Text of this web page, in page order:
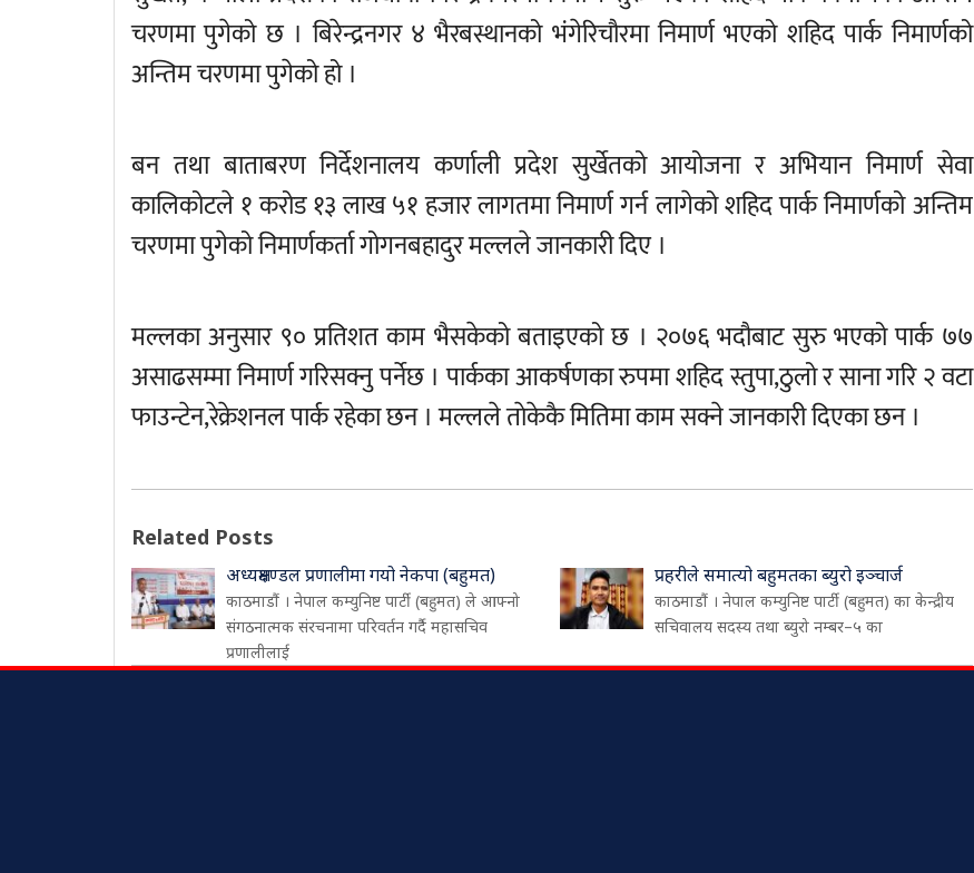
चरणमा पुगेको छ । बिरेन्द्रनगर ४ भैरबस्थानको भंगेरिचौरमा निमार्ण भएको शहिद पार्क निमार्णको
अन्तिम चरणमा पुगेको हो ।
बन तथा बाताबरण निर्देशनालय कर्णाली प्रदेश सुर्खेतको आयोजना र अभियान निमार्ण सेवा
कालिकोटले १ करोड १३ लाख ५१ हजार लागतमा निमार्ण गर्न लागेको शहिद पार्क निमार्णको अन्तिम
चरणमा पुगेको निमार्णकर्ता गोगनबहादुर मल्लले जानकारी दिए ।
मल्लका अनुसार ९० प्रतिशत काम भैसकेको बताइएको छ । २०७६ भदौबाट सुरु भएको पार्क ७७
असाढसम्मा निमार्ण गरिसक्नु पर्नेछ । पार्कका आकर्षणका रुपमा शहिद स्तुपा,ठुलो र साना गरि २ वटा
फाउन्टेन,रेक्रेशनल पार्क रहेका छन । मल्लले ताेकेकै मितिमा काम सक्ने जानकारी दिएका छन ।
Related Posts
अध्यक्षमण्डल प्रणालीमा गयो नेकपा (बहुमत)
काठमाडौं । नेपाल कम्युनिष्ट पार्टी (बहुमत) ले आफ्नो
संगठनात्मक संरचनामा परिवर्तन गर्दै महासचिव
प्रणालीलाई
प्रहरीले समात्यो बहुमतका ब्युरो इञ्चार्ज
काठमाडौं । नेपाल कम्युनिष्ट पार्टी (बहुमत) का केन्द्रीय
सचिवालय सदस्य तथा ब्युरो नम्बर–५ का